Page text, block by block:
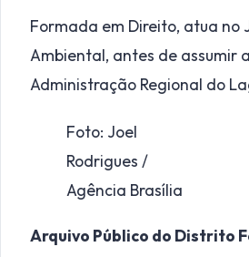
Formada em Direito, atua no
Ambiental, antes de assumir
Administração Regional do
Foto: Joel
Rodrigues /
Agência Brasília
Arquivo Público do Distrito